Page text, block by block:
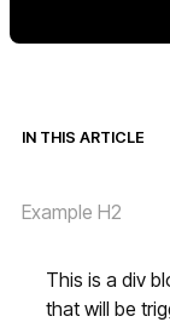
IN THIS ARTICLE
Example H2
This is a div
that will be